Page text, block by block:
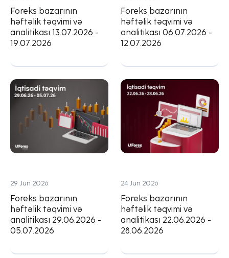
Foreks bazarının
həftəlik təqvimi və
analitikası 13.07.2026 -
19.07.2026
Foreks bazarının
həftəlik təqvimi və
analitikası 06.07.2026 -
12.07.2026
29 Jun 2026
Foreks bazarının
həftəlik təqvimi və
analitikası 29.06.2026 -
05.07.2026
24 Jun 2026
Foreks bazarının
həftəlik təqvimi və
analitikası 22.06.2026 -
28.06.2026